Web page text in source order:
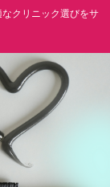
クリニック選びをサ